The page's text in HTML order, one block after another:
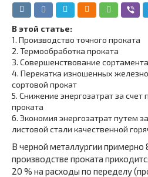
В этой статье:
1. Производство точного проката
2. Термообработка проката
3. Совершенствование
4. Перекатка изношенных
сортовой прокат
5. Снижение энергозатрат за счет
проката
6. Экономия энергозатрат путем
листовой стали качественной
В черной металлургии примерно
производстве проката
20 % на расходы по переделу